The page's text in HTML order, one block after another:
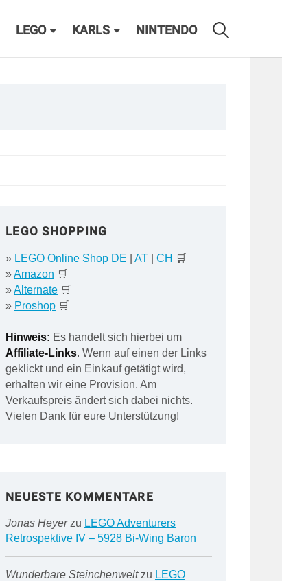
LEGO KARLS NINTENDO
LEGO SHOPPING
» LEGO Online Shop DE AT| CH 🛒
»Amazon 🛒
»Alternate🛒
» Proshop🛒
Hinweis: Es handelt sich hierbei um
Affiliate-Links. Wenn auf einen der Links
geklickt und ein Einkauf getätigt wird,
erhalten wir eine Provision. Am
Verkaufspreis ändert sich dabei nichts.
Vielen Dank für eure Unterstützung!
NEUESTE KOMMENTARE
Jonas Heyerzu LEGO Adventurers
Retrospektive IV – 5928 Bi-Wing Baron
Wunderbare Steinchenweltzu LEGO